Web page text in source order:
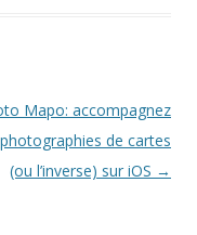
Mapo: accompagnez
de cartes
(ou l’inverse) sur iOS →